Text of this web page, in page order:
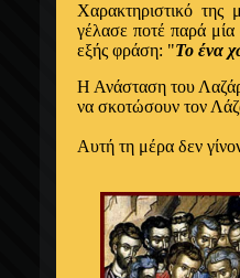
Χαρακτηριστικό της
γέλασε ποτέ παρά μία
εξής φράση: "Το ένα
Η Ανάσταση του
να σκοτώσουν τον
Αυτή τη μέρα δεν